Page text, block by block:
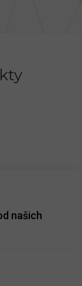
našich